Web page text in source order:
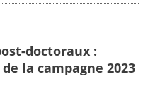
doctoraux :
la campagne 2023